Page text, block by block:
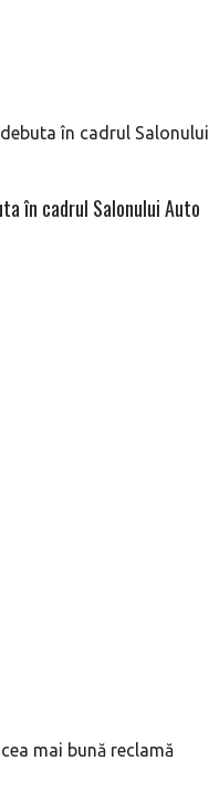
în cadrul Salonului Auto